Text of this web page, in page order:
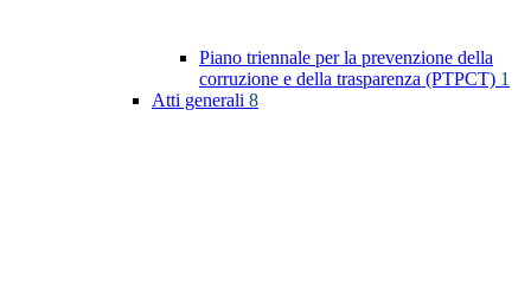
Piano triennale per la prevenzione della
corruzione e della trasparenza (PTPCT) 1
Atti generali 8